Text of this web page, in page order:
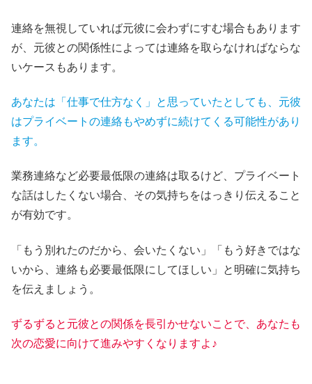
連絡を無視していれば元彼に会わずにすむ場合もあります
が、元彼との関係性によっては連絡を取らなければならな
いケースもあります。
あなたは「仕事で仕方なく」と思っていたとしても、元彼
はプライベートの連絡もやめずに続けてくる可能性があり
ます。
業務連絡など必要最低限の連絡は取るけど、プライベート
な話はしたくない場合、その気持ちをはっきり伝えること
が有効です。
「もう別れたのだから、会いたくない」「もう好きではな
いから、連絡も必要最低限にしてほしい」と明確に気持ち
を伝えましょう。
ずるずると元彼との関係を長引かせないことで、あなたも
次の恋愛に向けて進みやすくなりますよ♪